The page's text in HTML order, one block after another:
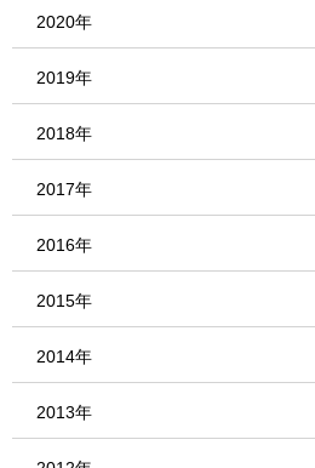
2020年
2019年
2018年
2017年
2016年
2015年
2014年
2013年